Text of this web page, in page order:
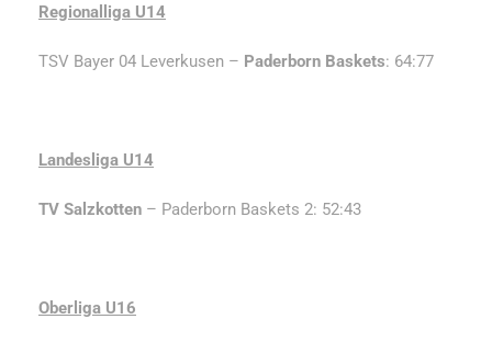
Regionalliga U14
TSV Bayer 04 Leverkusen – Paderborn Baskets: 64:77
Landesliga U14
TV Salzkotten – Paderborn Baskets 2: 52:43
Oberliga U16